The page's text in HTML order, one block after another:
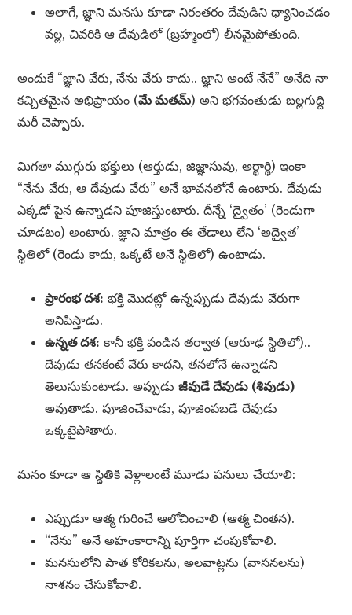
అలాగే, జ్ఞాని మనసు కూడా నిరంతరం దేవుడిని ధ్యానించడం
వల్ల, చివరికి ఆ దేవుడిలో (బ్రహ్మంలో) లీనమైపోతుంది.
అందుకే “జ్ఞాని వేరు, నేను వేరు కాదు.. జ్ఞాని అంటే నేనే” అనేది నా
కచ్చితమైన అభిప్రాయం (మే మతమ్) అని భగవంతుడు బల్లగుద్ది
మరీ చెప్పారు.
మిగతా ముగ్గురు భక్తులు (ఆర్తుడు, జిజ్ఞాసువు, అర్థార్థి) ఇంకా
“నేను వేరు, ఆ దేవుడు వేరు” అనే భావనలోనే ఉంటారు. దేవుడు
ఎక్కడో పైన ఉన్నాడని పూజిస్తుంటారు. దీన్నే ‘ద్వైతం’ (రెండుగా
చూడటం) అంటారు. జ్ఞాని మాత్రం ఈ తేడాలు లేని ‘అద్వైత’
స్థితిలో (రెండు కాదు, ఒక్కటే అనే స్థితిలో) ఉంటాడు.
ప్రారంభ దశ: భక్తి మొదట్లో ఉన్నప్పుడు దేవుడు వేరుగా
అనిపిస్తాడు.
ఉన్నత దశ: కానీ భక్తి పండిన తర్వాత (ఆరూఢ స్థితిలో)..
దేవుడు తనకంటే వేరు కాదని, తనలోనే ఉన్నాడని
తెలుసుకుంటాడు. అప్పుడుజీవుడే దేవుడు (శివుడు)
అవుతాడు. పూజించేవాడు, పూజింపబడే దేవుడు
ఒక్కటైపోతారు.
మనం కూడా ఆ స్థితికి వెళ్లాలంటే మూడు పనులు చేయాలి:
ఎప్పుడూ ఆత్మ గురించే ఆలోచించాలి (ఆత్మ చింతన).
“నేను” అనే అహంకారాన్ని పూర్తిగా చంపుకోవాలి.
మనసులోని పాత కోరికలను, అలవాట్లను (వాసనలను)
నాశనం చేసుకోవాలి.